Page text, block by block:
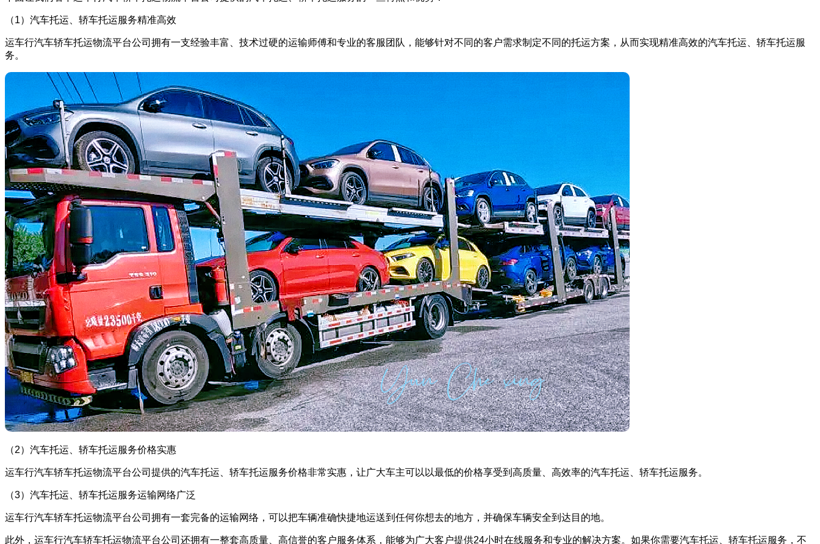
（1）汽车托运、轿车托运服务精准高效
运车行汽车轿车托运物流平台公司拥有一支经验丰富、技术过硬的运输师傅和专业的客服团队，能够针对不同的客户需求制定不同的托运方案，从而实现精准高效的汽车托运、轿车托运服
务。
（2）汽车托运、轿车托运服务价格实惠
运车行汽车轿车托运物流平台公司提供的汽车托运、轿车托运服务价格非常实惠，让广大车主可以以最低的价格享受到高质量、高效率的汽车托运、轿车托运服务。
（3）汽车托运、轿车托运服务运输网络广泛
运车行汽车轿车托运物流平台公司拥有一套完备的运输网络，可以把车辆准确快捷地运送到任何你想去的地方，并确保车辆安全到达目的地。
此外，运车行汽车轿车托运物流平台公司还拥有一整套高质量、高信誉的客户服务体系，能够为广大客户提供24小时在线服务和专业的解决方案。如果你需要汽车托运、轿车托运服务，不